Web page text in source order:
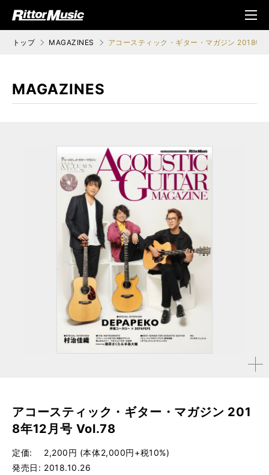
ジック (Rittor Musi
メニ
ュ
トップ MAGAZINES アコースティック・ギター・マガジン 2018年
MAGAZINES
拡大す
アコースティック・ギター・マガジン 201
8年12月号 Vol.78
定価
2,200円 (本体2,000円+税10%)
発売日
2018.10.26